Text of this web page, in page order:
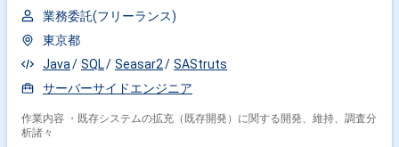
業務委託(フリーランス)
東京都
Java
SQL Seasar2
SAStruts
サーバーサイドエンジニア
作業内容 ・既存システムの拡充（既存開発）に関する開発、維持、調査分
析諸々